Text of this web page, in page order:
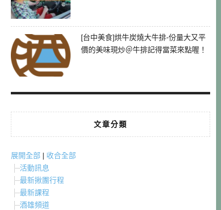
[台中美食]烘牛炭燒大牛排-份量大又平
價的美味現炒＠牛排記得當菜來點喔！
文章分類
展開全部 | 收合全部
活動訊息
最新揪團行程
最新課程
酒雄頻道